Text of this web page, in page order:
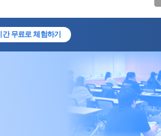
간 무료로 체험하기